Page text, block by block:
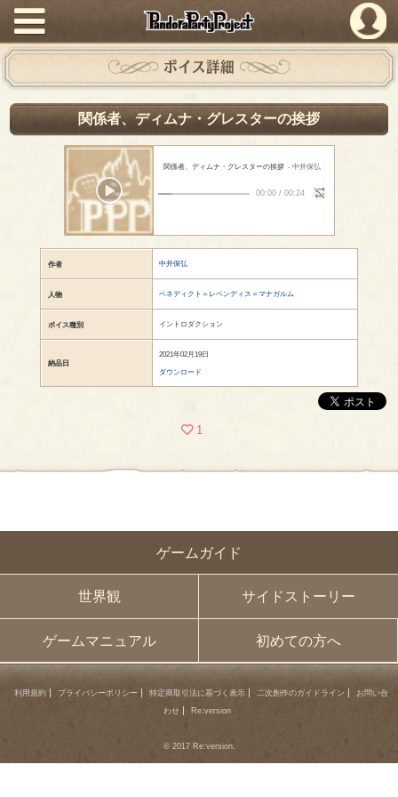
PandoraPartyProject
ゲームガイド
世界観 サイドストーリー
ゲームマニュアル 初めての方へ
ボイス詳細
関係者、ディムナ・グレスターの挨拶
関係者、ディムナ・グレスターの挨拶 - 中井保弘
00:00/ 00:24
作者 中井保弘
人物 ベネディクト＝レベンディス＝マナガルム
ボイス種別 イントロダクション
納品日
2021年02月19日
ダウンロード
1
利用規約 プライバシーポリシー 特定商取引法に基づく表示 二次創作のガイドライン
お問い合
わせ
Re:version
© 2017 Re:version.